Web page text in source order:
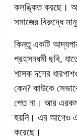
কলঙ্কিত করছে।
সমাজের বিরুদ্ধে
কিন্তু একটি
প্রহসনধর্মী ছবি,
শাসক দলের
কেন? কাউকে
পেত না। আর এরকম
হয়নি। এর আগেও এই
করেছে।